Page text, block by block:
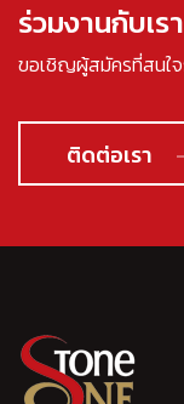
ร่วมงานกับเร
ขอเชิญผู้สมัครที่สนใ
ติดต่อเรา